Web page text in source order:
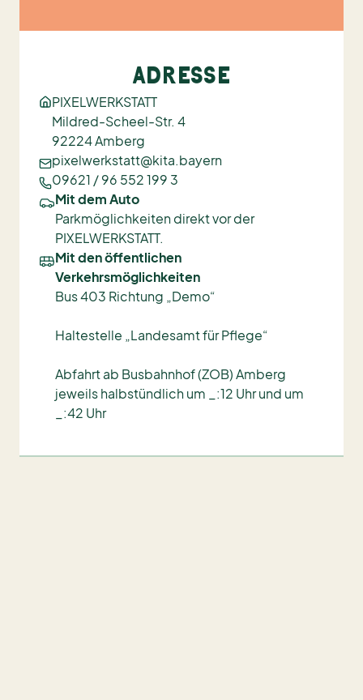
ADRESSE
PIXELWERKSTATT
Mildred-Scheel-Str. 4
92224 Amberg
pixelwerkstatt@kita.bayern
09621 / 96 552 199 3
Mit dem Auto
Parkmöglichkeiten direkt vor der
PIXELWERKSTATT.
Mit den öffentlichen
Verkehrsmöglichkeiten
Bus 403 Richtung „Demo“
Haltestelle „Landesamt für Pflege“
Abfahrt ab Busbahnhof (ZOB) Amberg
jeweils halbstündlich um _:12 Uhr und um
_:42 Uhr